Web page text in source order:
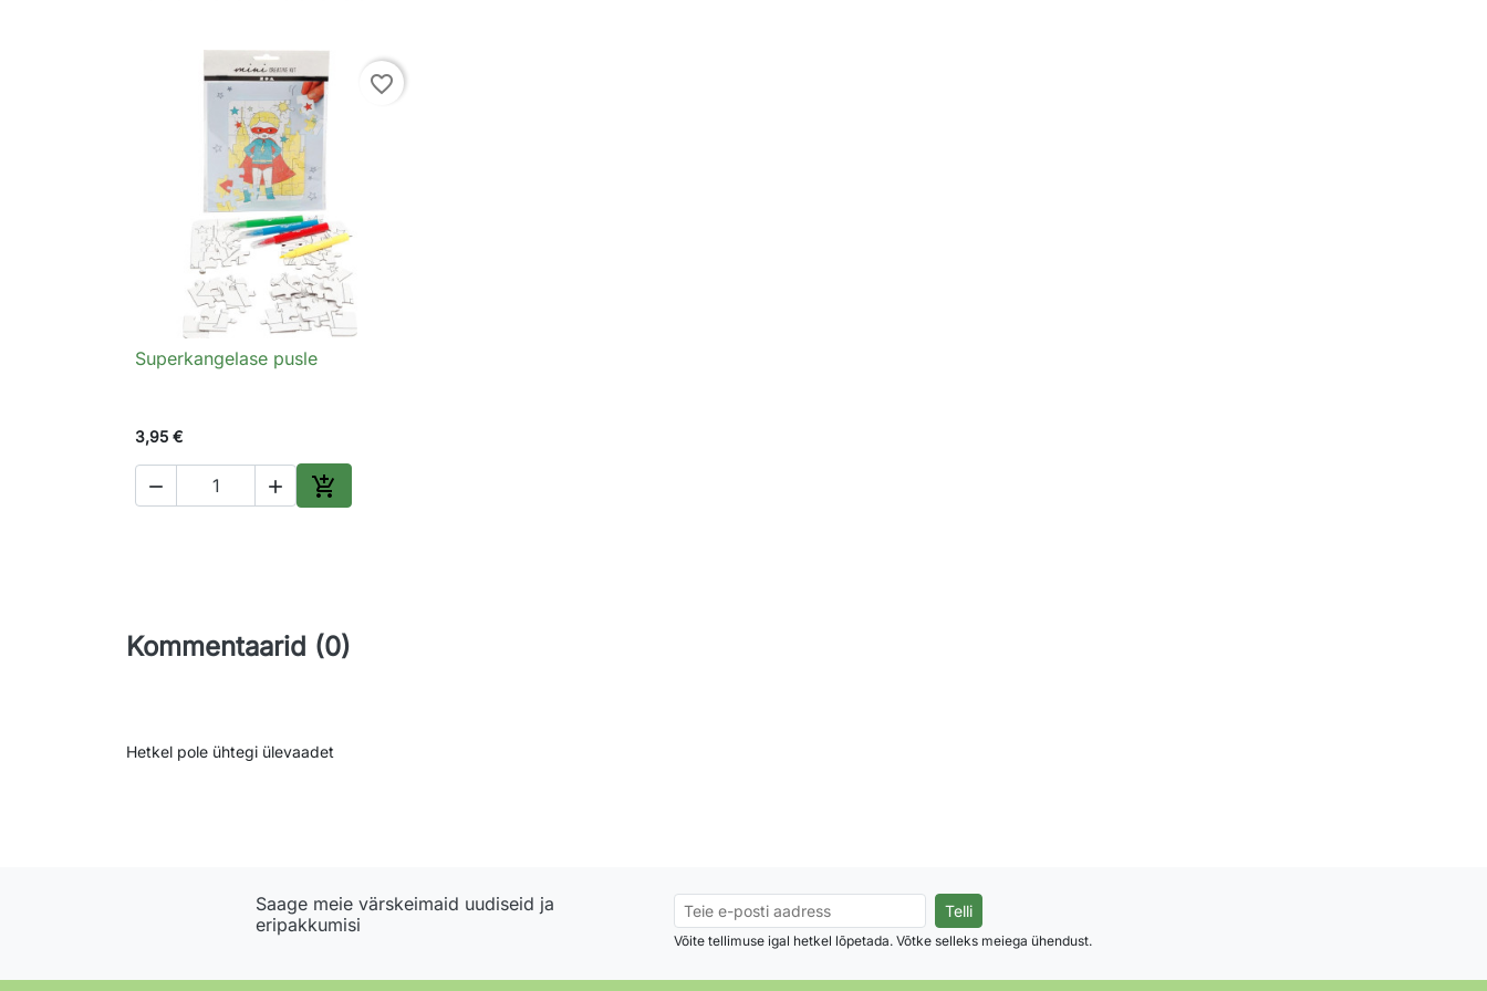
favorite_border
 Kiirvaade
Superkangelase pusle
3,95 €
  
Lisa ostukorvi
Kommentaarid (0)
Hetkel pole ühtegi ülevaadet
Saage meie värskeimaid uudiseid ja
eripakkumisi
Võite tellimuse igal hetkel lõpetada. Võtke selleks meiega ühendust.